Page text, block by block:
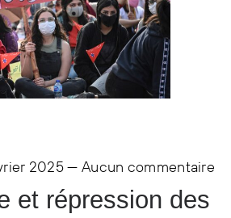
2025— Aucun commentaire
et répression des